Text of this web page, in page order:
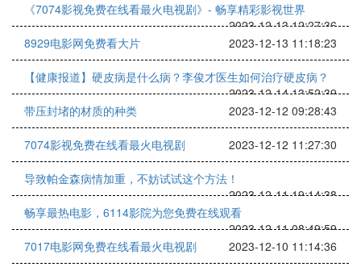
《7074影视免费在线看最火电视剧》- 畅享精彩影视世界
2023-12-13 12:27:36
8929电影网免费看大片
2023-12-13 11:18:23
【健康报道】硬皮病是什么病？李俊才医生如何治疗硬皮病？
2023-12-14 13:52:39
带压封堵的材质的种类
2023-12-12 09:28:43
7074影视免费在线看最火电视剧 2023-12-12 11:27:30
导致帕金森病情加重，不妨试试这个方法！
2023-12-11 19:14:38
畅享最热电影，6114影院为您免费在线观看
2023-12-11 08:49:59
7017电影网免费在线看最火电视剧
2023-12-10 11:14:36